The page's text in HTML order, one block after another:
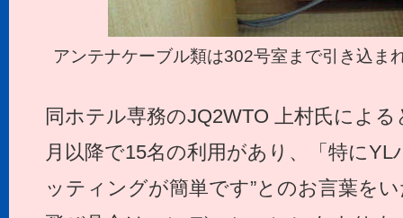
アンテナケーブル類は302号室まで引き込ま
同ホテル専務のJQ2WTO 上村氏によ
月以降で15名の利用があり、「特にYL
ッティングが簡単です”とのお言葉を